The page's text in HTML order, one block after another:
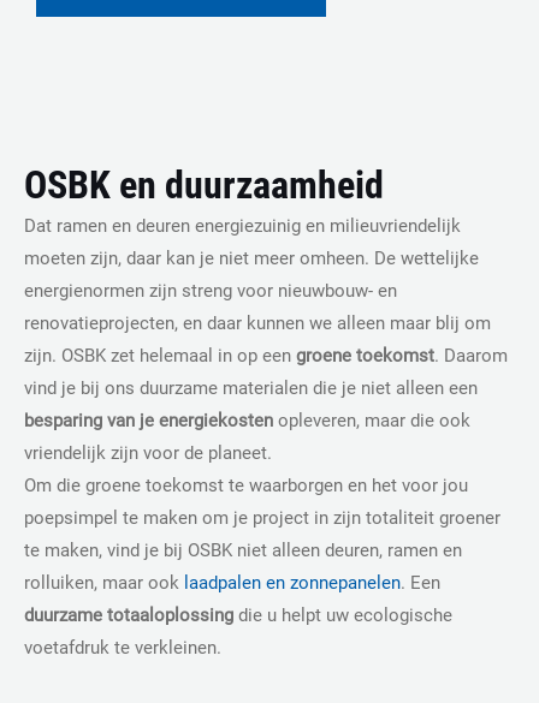
OSBK en duurzaamheid
Dat ramen en deuren energiezuinig en milieuvriendelijk
moeten zijn, daar kan je niet meer omheen. De wettelijke
energienormen zijn streng voor nieuwbouw- en
renovatieprojecten, en daar kunnen we alleen maar blij om
zijn. OSBK zet helemaal in op een groene toekomst. Daarom
vind je bij ons duurzame materialen die je niet alleen een
besparing van je energiekosten opleveren, maar die ook
vriendelijk zijn voor de planeet.
Om die groene toekomst te waarborgen en het voor jou
poepsimpel te maken om je project in zijn totaliteit groener
te maken, vind je bij OSBK niet alleen deuren, ramen en
rolluiken, maar ook laadpalen en zonnepanelen. Een
duurzame totaaloplossing die u helpt uw ecologische
voetafdruk te verkleinen.